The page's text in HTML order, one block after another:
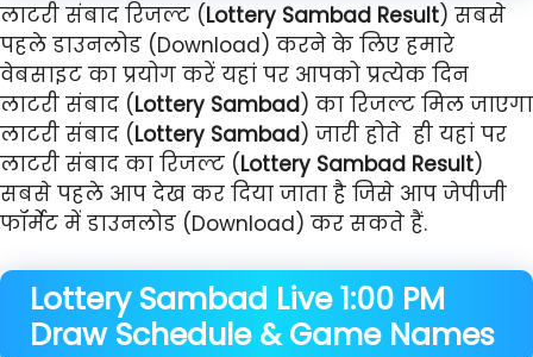
लाटरी संबाद रिजल्ट (Lottery Sambad Result) सबसे
पहले डाउनलोड (Download) करने के लिए हमारे
वेबसाइट का प्रयोग करें यहां पर आपको प्रत्येक दिन
लाटरी संबाद (Lottery Sambad) का रिजल्ट मिल जाएगा
लाटरी संबाद (Lottery Sambad) जारी होते ही यहां पर
लाटरी संबाद का रिजल्ट (Lottery Sambad Result)
सबसे पहले आप देख कर दिया जाता है जिसे आप जेपीजी
फॉर्मेट में डाउनलोड (Download) कर सकते हैं.
Lottery Sambad Live 1:00 PM
Draw Schedule & Game Names